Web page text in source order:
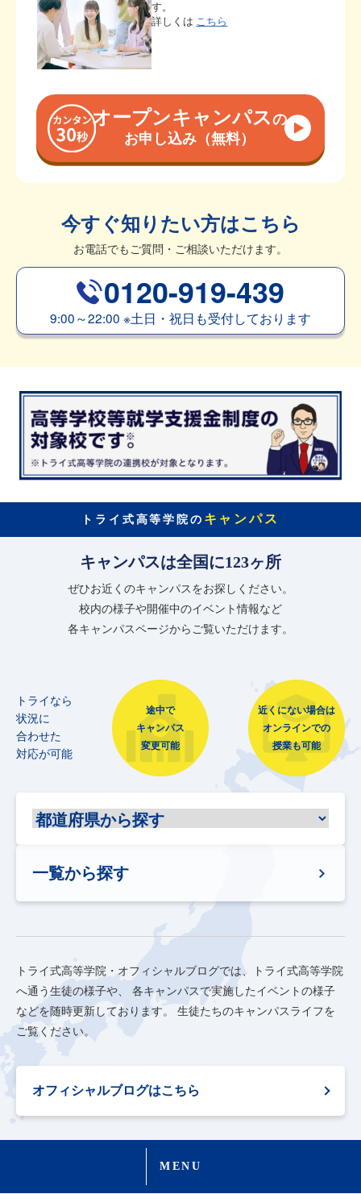
す。
詳しくは こちら
オープンキャンパスの
お申し込み（無料）
今すぐ知りたい方はこちら
お電話でもご質問・ご相談いただけます。
0120-919-439
9:00～22:00 ※土日・祝日も受付しております
トライ式高等学院の キャンパス
キャンパスは全国に123ヶ所
ぜひお近くのキャンパスをお探しください。
校内の様子や開催中のイベント情報など
各キャンパスページからご覧いただけます。
トライなら
状況に
合わせた
対応が可能
途中で
キャンパス
変更可能
近くにない場合は
オンラインでの
授業も可能
一覧から探す
トライ式高等学院・オフィシャルブログでは、トライ式高等学院
へ通う生徒の様子や、
各キャンパスで実施したイベントの様子
などを随時更新しております。
生徒たちのキャンパスライフを
ご覧ください。
オフィシャルブログはこちら
MENU